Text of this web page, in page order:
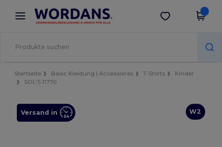
× Wordans App
Bessere Preise in der App!
App holen
Startseite Basic Kleidung | Accessoires T-Shirts
Kinder
SOL'S 11770
W2
Versand in